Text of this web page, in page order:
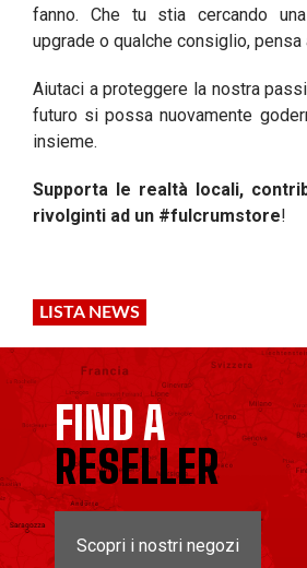
fanno. Che tu stia cercando
upgrade o qualche consiglio,
Aiutaci a proteggere la nostra
futuro si possa nuovamente
insieme.
Supporta le realtà locali,
rivolginti ad un #fulcrumstore!
LISTA NEWS
FIND A
RESELLER
Scopri i nostri negozi